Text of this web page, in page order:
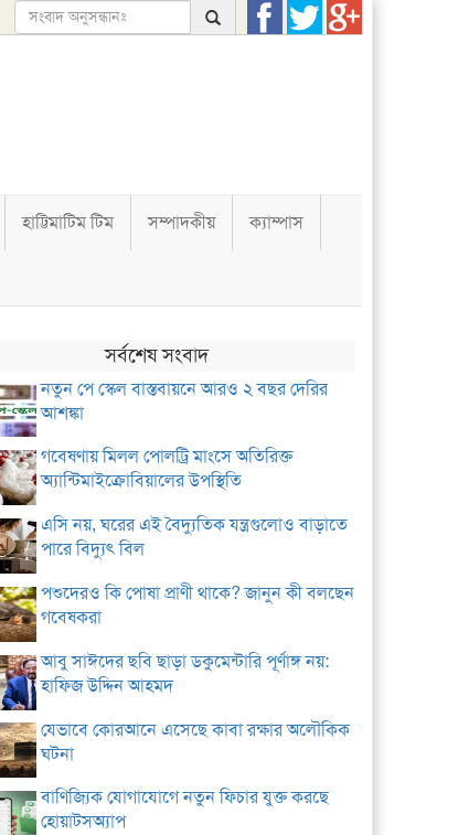
হাট্টিমাটিম টিম সম্পাদকীয় ক্যাম্পাস
সর্বশেষ সংবাদ
নতুন পে স্কেল বাস্তবায়নে আরও ২ বছর দেরির
আশঙ্কা
গবেষণায় মিলল পোলট্রি মাংসে অতিরিক্ত
অ্যান্টিমাইক্রোবিয়ালের উপস্থিতি
এসি নয়, ঘরের এই বৈদ্যুতিক যন্ত্রগুলোও বাড়াতে
পারে বিদ্যুৎ বিল
পশুদেরও কি পোষা প্রাণী থাকে? জানুন কী বলছেন
গবেষকরা
আবু সাঈদের ছবি ছাড়া ডকুমেন্টারি পূর্ণাঙ্গ নয়:
হাফিজ উদ্দিন আহমদ
যেভাবে কোরআনে এসেছে কাবা রক্ষার অলৌকিক
ঘটনা
বাণিজ্যিক যোগাযোগে নতুন ফিচার যুক্ত করছে
হোয়াটসঅ্যাপ